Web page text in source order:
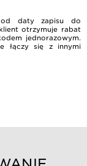
od daty zapisu do
otrzymuje rabat
jednorazowym.
łączy się z innymi